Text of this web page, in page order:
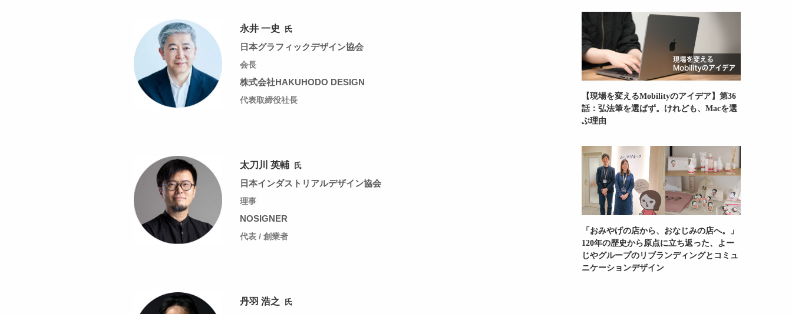
永井 一史 氏
日本グラフィックデザイン協会
会長
株式会社HAKUHODO DESIGN
代表取締役社長
太刀川 英輔 氏
日本インダストリアルデザイン協会
理事
NOSIGNER
代表 / 創業者
丹羽 浩之 氏
【現場を変えるMobilityのアイデア】第36
話：弘法筆を選ばず。けれども、Macを選
ぶ理由
「おみやげの店から、おなじみの店へ。」
120年の歴史から原点に立ち返った、よー
じやグループのリブランディングとコミュ
ニケーションデザイン